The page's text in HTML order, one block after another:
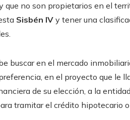
no son propietarios en el
Sisbén IV y tener una
buscar en el mercado
en el proyecto que le
de su elección, a la
tramitar el crédito hipotecario